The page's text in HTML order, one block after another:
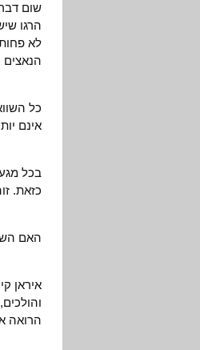
שום
הרגו
לא
הנאצים
כל
אינם
בכל
כזאת.
האם
איראן
הרואה